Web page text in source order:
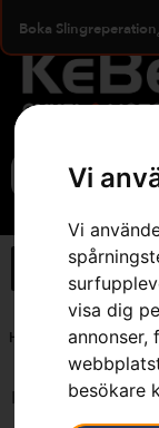
Vi
Vi
visa dig
annonser,
besökare
Boka Slingreperation
Hem 7391883043691
Inga resultat.